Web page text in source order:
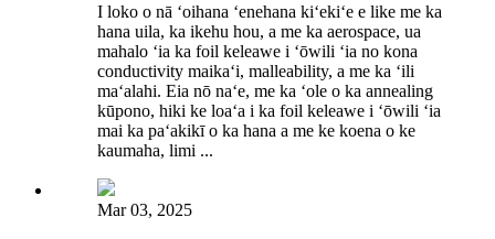
I loko o nā ʻoihana ʻenehana kiʻekiʻe e like me ka
hana uila, ka ikehu hou, a me ka aerospace, ua
mahalo ʻia ka foil keleawe i ʻōwili ʻia no kona
conductivity maikaʻi, malleability, a me ka ʻili
maʻalahi. Eia nō naʻe, me ka ʻole o ka annealing
kūpono, hiki ke loaʻa i ka foil keleawe i ʻōwili ʻia
mai ka paʻakikī o ka hana a me ke koena o ke
kaumaha, limi ...
Mar 03, 2025